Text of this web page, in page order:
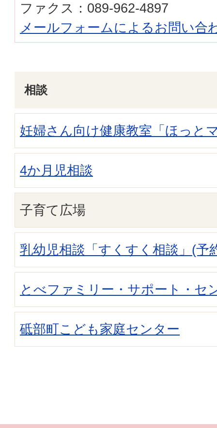
ファクス：089-962-4897
メールフォームによるお問い合
相談
妊婦さん向け健康教室「ほっと
4か月児相談
子育て広場
乳幼児相談「すくすく相談」(予
とべファミリー・サポート・セ
砥部町こども家庭センター